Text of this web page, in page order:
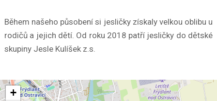
Během našeho působení si jesličky získaly velkou oblibu u
rodičů a jejich dětí. Od roku 2018 patří jesličky do dětské
skupiny Jesle Kulíšek z.s.
+